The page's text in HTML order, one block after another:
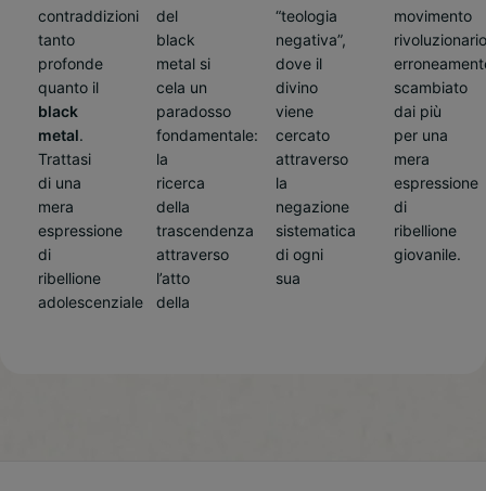
contraddizioni
tanto
profonde
quanto il
black
metal.
Trattasi
di una
mera
espressione
di
ribellione
adolescenziale
del
black
metal si
cela un
paradosso
fondamentale:
la
ricerca
della
trascendenza
attraverso
l’atto
della
“teologia
negativa”,
dove il
divino
viene
cercato
attraverso
la
negazione
sistematica
di ogni
sua
movimento
rivoluzionario,
erroneamente
scambiato
dai più
per una
mera
espressione
di
ribellione
giovanile.